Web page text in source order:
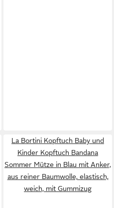
La Bortini Kopftuch Baby und
Kinder Kopftuch Bandana
Sommer Mütze in Blau mit Anker,
aus reiner Baumwolle, elastisch,
weich, mit Gummizug